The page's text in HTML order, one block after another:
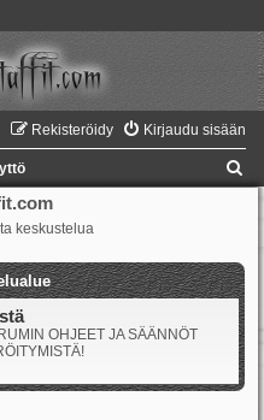
Kirjaudu sisään
Rekisteröidy
keskustelua
OHJEET JA SÄÄNNÖT